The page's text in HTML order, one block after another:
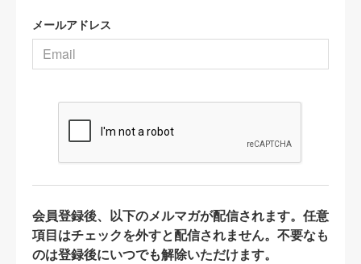
メールアドレス
会員登録後、以下のメルマガが配信されます。任意
項目はチェックを外すと配信されません。不要なも
のは登録後にいつでも解除いただけます。